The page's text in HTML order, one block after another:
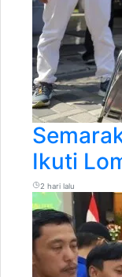
Ikuti
2 hari lalu